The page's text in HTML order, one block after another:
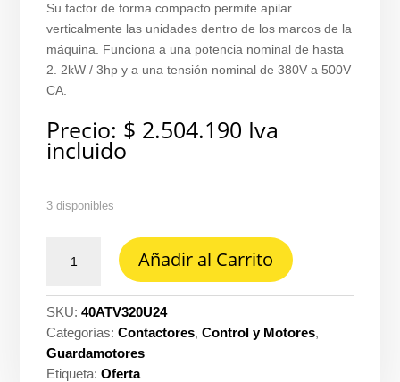
Su factor de forma compacto permite apilar
verticalmente las unidades dentro de los marcos de la
máquina. Funciona a una potencia nominal de hasta
2. 2kW / 3hp y a una tensión nominal de 380V a 500V
CA.
Precio: $ 2.504.190 Iva
incluido
3 disponibles
ATV320
Schneider
ref.
2.2
Añadir al Carrito
SKU:40ATV320U24
Categorías:Contactores,Control y Motores,
Guardamotores
Etiqueta:Oferta